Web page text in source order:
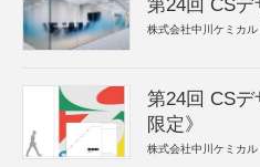
第24回 CS
株式会社中川ケミカル
第24回 CS
限定》
株式会社中川ケミカル